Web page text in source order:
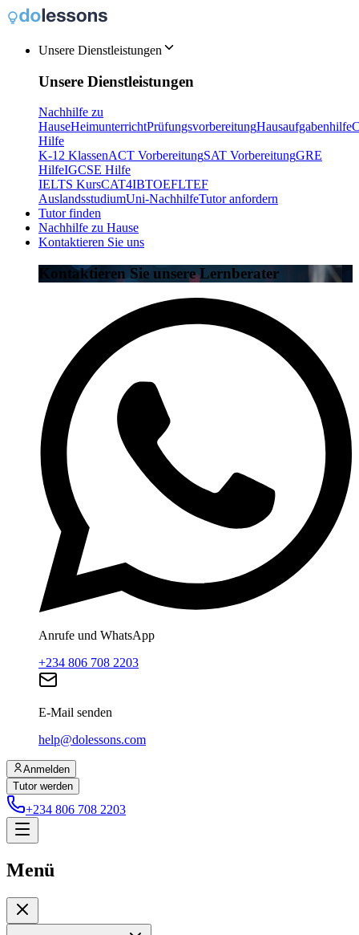
Unsere Dienstleistungen
Unsere Dienstleistungen
Nachhilfe zu
HauseHeimunterrichtPrüfungsvorbereitungHausaufgabenhilfe
Hilfe
K-12 KlassenACT VorbereitungSAT VorbereitungGRE
HilfeIGCSE Hilfe
IELTS KursCAT4IBTOEFLTEF
AuslandsstudiumUni-NachhilfeTutor anfordern
Tutor finden
Nachhilfe zu Hause
Kontaktieren Sie uns
Kontaktieren Sie unsere Lernberater
Anrufe und WhatsApp
+234 806 708 2203
E-Mail senden
help@dolessons.com
Anmelden
Tutor werden
+234 806 708 2203
Menü